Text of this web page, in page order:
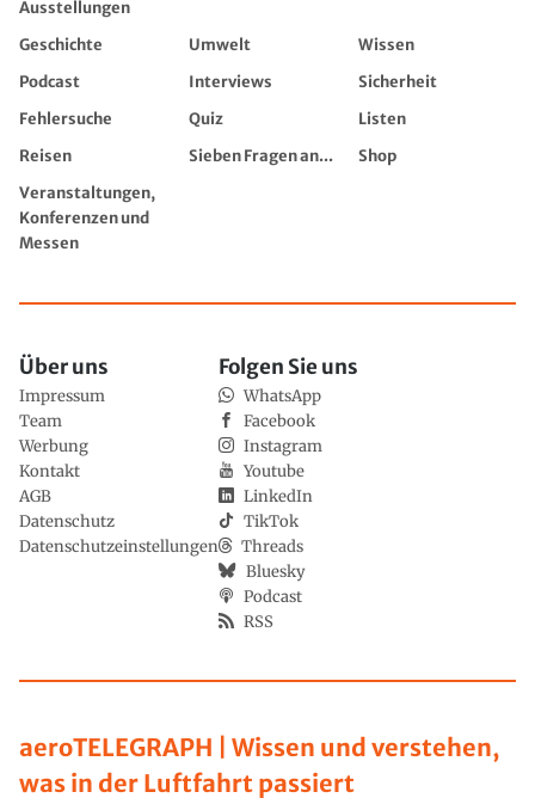
Ausstellungen
Geschichte Umwelt
Wissen
Podcast
Interviews
Sicherheit
Fehlersuche
Quiz
Listen
Reisen
Sieben Fragen an...
Shop
Veranstaltungen,
Konferenzen und
Messen
aeroTELEGRAPH | Wissen und verstehen,
was in der Luftfahrt passiert
Über uns
Impressum
Team
Werbung
Kontakt
AGB
Datenschutz
Datenschutzeinstellungen
Folgen Sie uns
WhatsApp
Facebook
Instagram
Youtube
LinkedIn
TikTok
Threads
Bluesky
Podcast
RSS